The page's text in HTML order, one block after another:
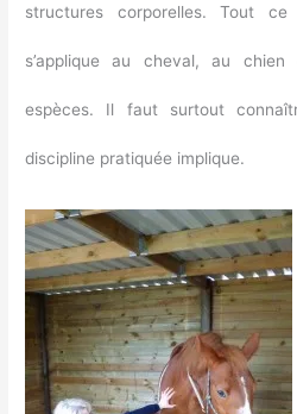
structures corporelles. Tout
s’applique au cheval, au
espèces. Il faut surtout
discipline pratiquée implique.